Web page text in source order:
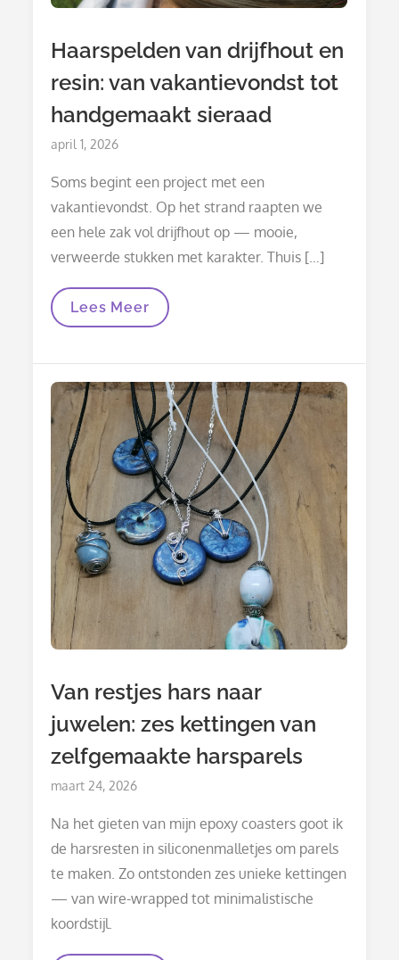
Haarspelden van drijfhout en
resin: van vakantievondst tot
handgemaakt sieraad
Posted
april 1, 2026
Soms begint een project met een
vakantievondst. Op het strand raapten we
een hele zak vol drijfhout op — mooie,
verweerde stukken met karakter. Thuis […]
Haarspelden
Resin:
Van
Vakantievondst
Tot
Handgemaakt
Sieraad
Lees Meer
Van restjes hars naar
juwelen: zes kettingen van
zelfgemaakte harsparels
Posted
maart 24, 2026
Na het gieten van mijn epoxy coasters goot ik
de harsresten in siliconenmalletjes om parels
te maken. Zo ontstonden zes unieke kettingen
— van wire-wrapped tot minimalistische
koordstijl.